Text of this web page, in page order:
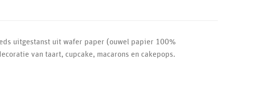
uitgestanst uit wafer paper (ouwel papier 100%
van taart, cupcake, macarons en cakepops.